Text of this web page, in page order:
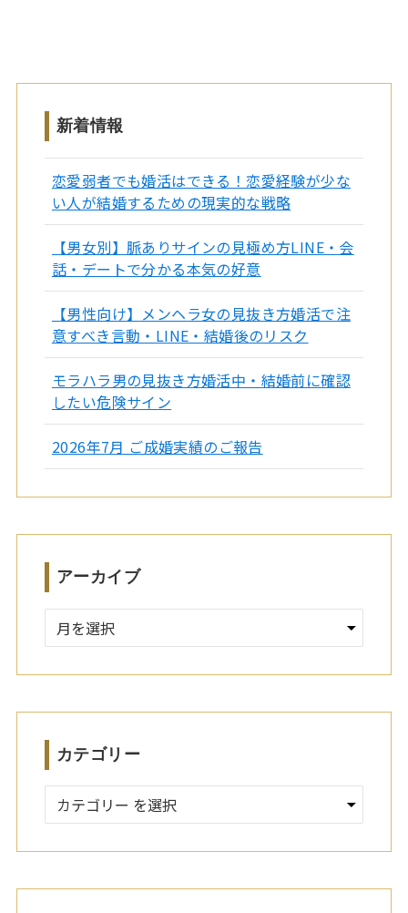
新着情報
恋愛弱者でも婚活はできる！恋愛経験が少な
い人が結婚するための現実的な戦略
【男女別】脈ありサインの見極め方LINE・会
話・デートで分かる本気の好意
【男性向け】メンヘラ女の見抜き方婚活で注
意すべき言動・LINE・結婚後のリスク
モラハラ男の見抜き方婚活中・結婚前に確認
したい危険サイン
2026年7月 ご成婚実績のご報告
アーカイブ
ー
カテゴリー